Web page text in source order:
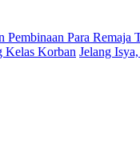
Para Remaja
Kelas Korban Jelang